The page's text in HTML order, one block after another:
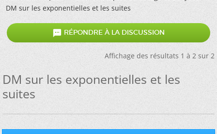
DM sur les exponentielles et les suites
 RÉPONDRE À LA DISCUSSION
Affichage des résultats 1 à 2 sur 2
DM sur les exponentielles et les
suites